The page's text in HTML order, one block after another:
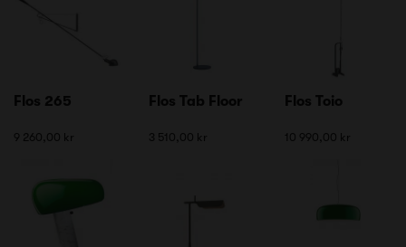
Flos 265
9 260,00 kr
Flos Tab Floor
3 510,00 kr
Flos Toio
10 990,00 kr